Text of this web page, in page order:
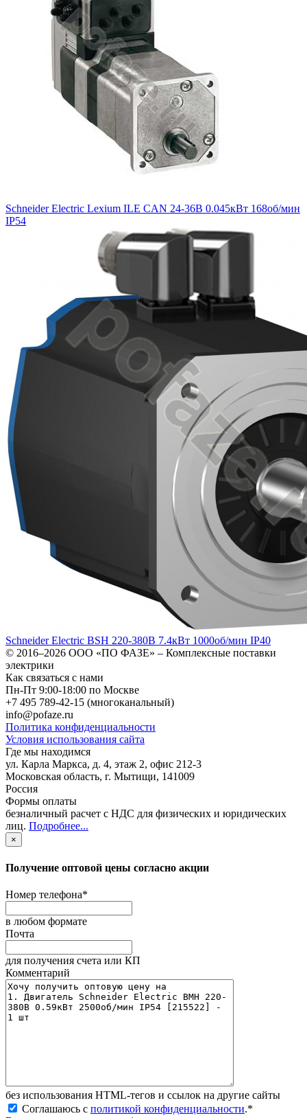
Schneider Electric Lexium ILE CAN 24-36В 0.045кВт 168об/мин
IP54
Schneider Electric BSH 220-380В 7.4кВт 1000об/мин IP40
© 2016–2026 ООО «ПО ФАЗЕ» – Комплексные поставки
электрики
Как связаться с нами
Пн-Пт 9:00-18:00 по Москве
+7 495 789-42-15 (многоканальный)
info@pofaze.ru
Политика конфиденциальности
Условия использования сайта
Где мы находимся
ул. Карла Маркса, д. 4, этаж 2, офис 212-3
Московская область, г. Мытищи, 141009
Россия
Формы оплаты
безналичный расчет с НДС для физических и юридических
лиц. Подробнее...
×
Получение оптовой цены согласно акции
Номер телефона*
в любом формате
Почта
для получения счета или КП
Комментарий
без иcпользования HTML-тегов и ссылок на другие сайты
Соглашаюсь с политикой конфиденциальности.*